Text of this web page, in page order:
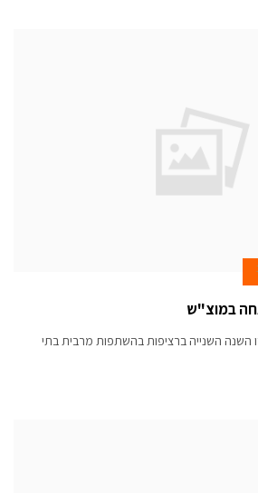
במוצ"ש
השנה השנייה ברציפות בהשתפות מרבית בתי